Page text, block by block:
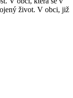
život. V obci, již